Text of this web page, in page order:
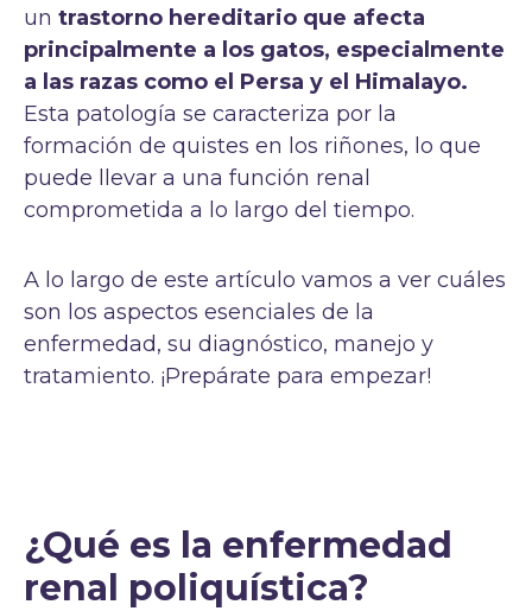
un trastorno hereditario que afecta
principalmente a los gatos, especialmente
a las razas como el Persa y el Himalayo.
Esta patología se caracteriza por la
formación de quistes en los riñones, lo que
puede llevar a una función renal
comprometida a lo largo del tiempo.
A lo largo de este artículo vamos a ver cuáles
son los aspectos esenciales de la
enfermedad, su diagnóstico, manejo y
tratamiento. ¡Prepárate para empezar!
¿Qué es la enfermedad
renal poliquística?